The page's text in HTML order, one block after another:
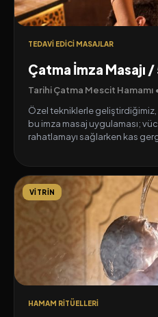
TEDAVI EDICI MASAJLAR
Çatma İmza Masajı
Tarihi Çatma Mescit Hamamı
Özel tekniklerle geliştirdiğimiz,
bu imza masaj uygulaması;
rahatlamayı sağlarken kas
arınma sunarak günün tüm
doğal enerji dengenizi yeniden
VITRIN
HAMAM RITÜELLERI